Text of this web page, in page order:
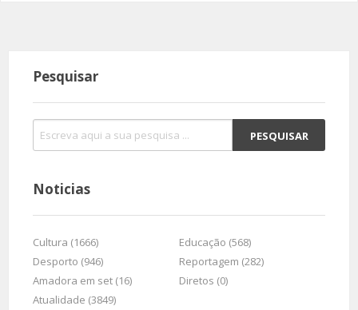
Pesquisar
Noticias
Cultura (1666)
Educação (568)
Desporto (946)
Reportagem (282)
Amadora em set (16)
Diretos (0)
Atualidade (3849)